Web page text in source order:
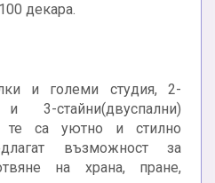
декара.
и големи студия, 2-
и 3-стайни(двуспални)
те са уютно и стилно
възможност за
на храна, пране,